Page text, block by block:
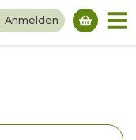
Anmelden